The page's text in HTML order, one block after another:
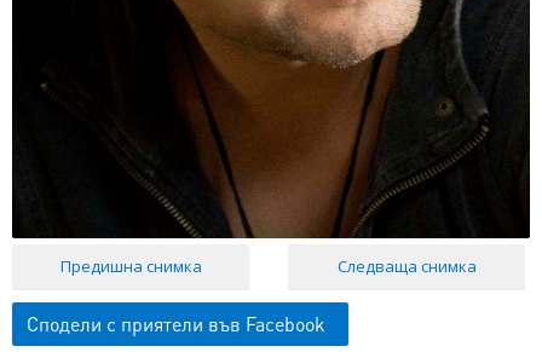
Предишна снимка Следваща снимка
Сподели с приятели във Facebook